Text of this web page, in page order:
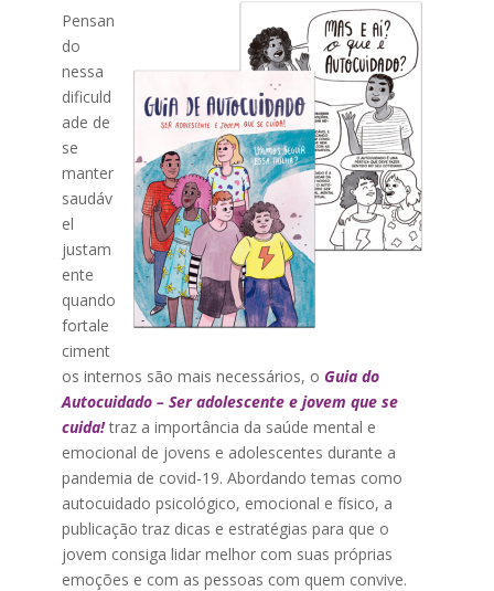
Pensan
do
nessa
dificuld
ade de
se
manter
saudáv
el
justam
ente
quando
fortale
ciment
os internos são mais necessários, o Guia do
Autocuidado – Ser adolescente e jovem que se
cuida! traz a importância da saúde mental e
emocional de jovens e adolescentes durante a
pandemia de covid-19. Abordando temas como
autocuidado psicológico, emocional e físico, a
publicação traz dicas e estratégias para que o
jovem consiga lidar melhor com suas próprias
emoções e com as pessoas com quem convive.